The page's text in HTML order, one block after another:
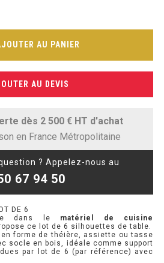
RÉFRIGÉRÉ
VITRÉE
VITRÉE
COMPACT
AU PANIER
AU DEVIS
dès 2 500 € HT d'achat
en France Métropolitaine
? Appelez-nous au
67 94 50
DE 6
dans le matériel de cuisine
ce lot de 6 silhouettes de table.
forme de théière, assiette ou tasse
socle en bois, idéale comme support
par lot de 6 (par référence) avec